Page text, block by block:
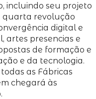
incluindo seu projeto
quarta revolução
digital e
artes presencias e
de formação e
e da tecnologia.
as Fábricas
chegará às